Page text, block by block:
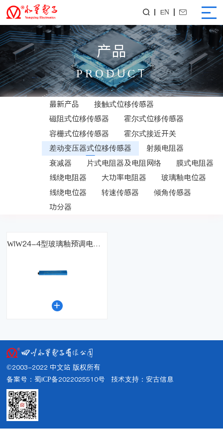
 EN 
产品
PRODUCT
最新产品
接触式位移传感器
磁阻式位移传感器
霍尔式位移传感器
容栅式位移传感器
霍尔式接近开关
差动变压器式位移传感器
射频电阻器
衰减器
片式电阻器及电阻网络
膜式电阻器
线绕电阻器
大功率电阻器
玻璃釉电位器
线绕电位器
转速传感器
倾角传感器
功分器
WIW24-4型玻璃釉预调电位器（国军标）

©2003-2022 中文站 版权所有
备案号：蜀ICP备2022025510号 技术支持： 安古信息